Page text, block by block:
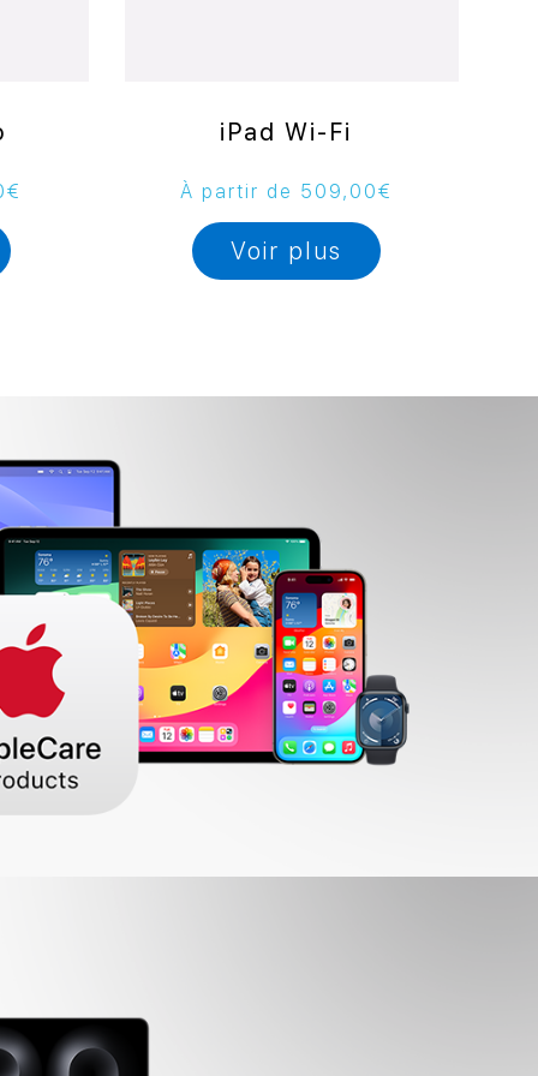
€
iPad Wi-Fi
À partir de 509,00€
Voir plus
SERVICES